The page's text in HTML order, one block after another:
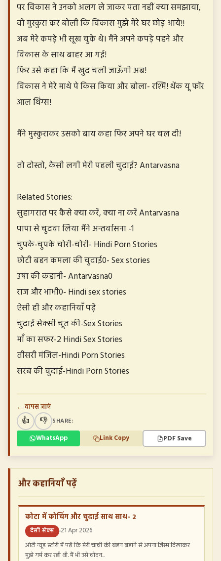
पर विकास ने उनको अलग ले जाकर पता नहीं क्या समझाया,
वो मुस्कुरा कर बोली कि विकास मुझे मेरे घर छोड़ आये!!
अब मेरे कपड़े भी सूख चुके थे। मैंने अपने कपड़े पहने और
विकास के साथ बाहर आ गई!
फिर उसे कहा कि मैं खुद चली जाऊँगी अब!
विकास ने मेरे माथे पे किस किया और बोला- रश्मि! थेंक यू फॉर
आल थिंग्स!
मैंने मुस्कुराकर उसको बाय कहा फिर अपने घर चल दी!
तो दोस्तो, कैसी लगी मेरी पहली चुदाई? Antarvasna
Related Stories:
सुहागरात पर कैसे क्या करें, क्या ना करें Antarvasna
पापा से चुदवा लिया मैंने अन्तर्वासना -1
चुपके-चुपके चोरी-चोरी- Hindi Porn Stories
छोटी बहन कमला की चुदाई0- Sex stories
उषा की कहानी- Antarvasna0
राज और भाभी0- Hindi sex stories
ऐसी ही और कहानियाँ पढ़ें
चुदाई सेक्सी चूत की-Sex Stories
माँ का सफर-2 Hindi Sex Stories
तीसरी मंजिल-Hindi Porn Stories
सरब की चुदाई-Hindi Porn Stories
← वापस जाएं
👍 👎 SHARE:
WhatsApp
Link Copy PDF Save
और कहानियाँ पढ़ें
कोटा में कोचिंग और चुदाई साथ साथ- 2
देसी सेक्स 21 Apr 2026
आंटी न्यूड स्टोरी में पढ़ें कि मेरी चाची की बहन बहाने से अपना जिस्म दिखाकर
मुझे गर्म कर रही थी. मैं भी उसे चोदन...